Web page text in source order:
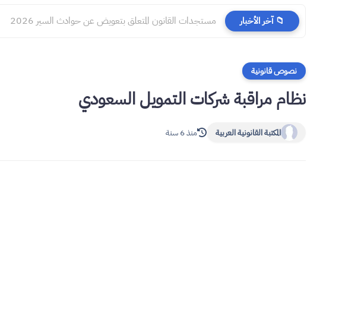
📁 آخر الأخبار مستجدات القانون المتعلق بتعويض عن حوادث السير 2026
نصوص قانونية
نظام مراقبة شركات التمويل السعودي
المكتبة القانونية العربية منذ 6 سنة